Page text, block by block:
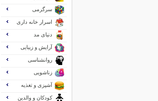
سرگرمی
اسرار خانه داری
دنیای مد
آرایش و زیبایی
روانشناسی
زناشویی
آشپزی و تغذیه
کودکان و والدین